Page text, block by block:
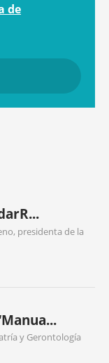
de
presidenta de la
y Gerontología